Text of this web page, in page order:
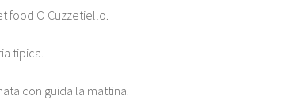
food O Cuzzetiello.
tipica.
con guida la mattina.